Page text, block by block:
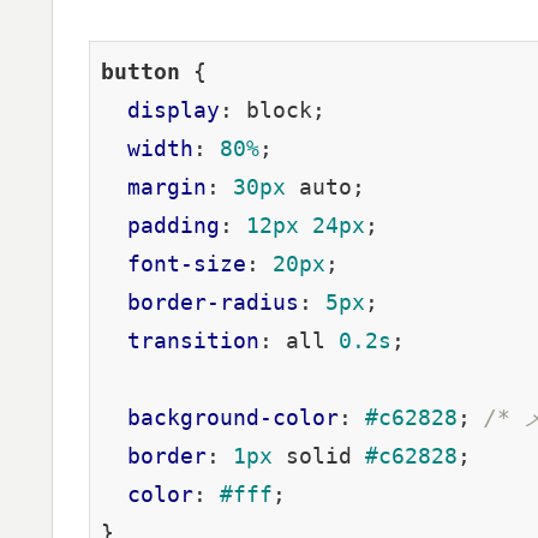
button {
display : block;
width : 80%;
margin : 30px auto;
padding : 12px 24px ;
font-size : 20px ;
border-radius : 5px ;
transition : all 0.2s ;
background-color: #c62828 ; /*
border: 1px solid #c62828 ;
color: #fff ;